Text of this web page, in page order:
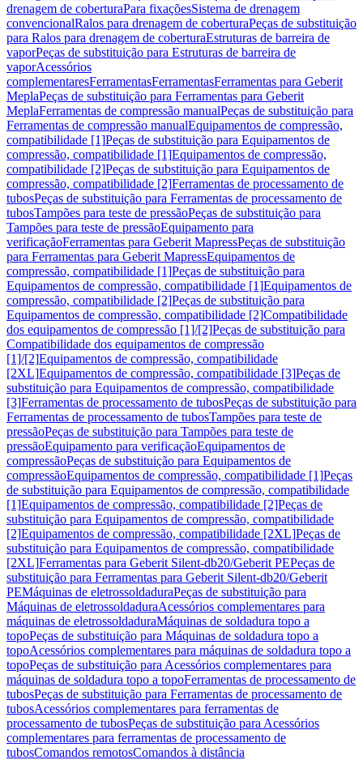
drenagem de coberturaPara fixaçõesSistema de drenagem
convencionalRalos para drenagem de coberturaPeças de substituição
para Ralos para drenagem de coberturaEstruturas de barreira de
vaporPeças de substituição para Estruturas de barreira de
vaporAcessórios
complementaresFerramentasFerramentasFerramentas para Geberit
MeplaPeças de substituição para Ferramentas para Geberit
MeplaFerramentas de compressão manualPeças de substituição para
Ferramentas de compressão manualEquipamentos de compressão,
compatibilidade [1]Peças de substituição para Equipamentos de
compressão, compatibilidade [1]Equipamentos de compressão,
compatibilidade [2]Peças de substituição para Equipamentos de
compressão, compatibilidade [2]Ferramentas de processamento de
tubosPeças de substituição para Ferramentas de processamento de
tubosTampões para teste de pressãoPeças de substituição para
Tampões para teste de pressãoEquipamento para
verificaçãoFerramentas para Geberit MapressPeças de substituição
para Ferramentas para Geberit MapressEquipamentos de
compressão, compatibilidade [1]Peças de substituição para
Equipamentos de compressão, compatibilidade [1]Equipamentos de
compressão, compatibilidade [2]Peças de substituição para
Equipamentos de compressão, compatibilidade [2]Compatibilidade
dos equipamentos de compressão [1]/[2]Peças de substituição para
Compatibilidade dos equipamentos de compressão
[1]/[2]Equipamentos de compressão, compatibilidade
[2XL]Equipamentos de compressão, compatibilidade [3]Peças de
substituição para Equipamentos de compressão, compatibilidade
[3]Ferramentas de processamento de tubosPeças de substituição para
Ferramentas de processamento de tubosTampões para teste de
pressãoPeças de substituição para Tampões para teste de
pressãoEquipamento para verificaçãoEquipamentos de
compressãoPeças de substituição para Equipamentos de
compressãoEquipamentos de compressão, compatibilidade [1]Peças
de substituição para Equipamentos de compressão, compatibilidade
[1]Equipamentos de compressão, compatibilidade [2]Peças de
substituição para Equipamentos de compressão, compatibilidade
[2]Equipamentos de compressão, compatibilidade [2XL]Peças de
substituição para Equipamentos de compressão, compatibilidade
[2XL]Ferramentas para Geberit Silent-db20/Geberit PEPeças de
substituição para Ferramentas para Geberit Silent-db20/Geberit
PEMáquinas de eletrossoldaduraPeças de substituição para
Máquinas de eletrossoldaduraAcessórios complementares para
máquinas de eletrossoldaduraMáquinas de soldadura topo a
topoPeças de substituição para Máquinas de soldadura topo a
topoAcessórios complementares para máquinas de soldadura topo a
topoPeças de substituição para Acessórios complementares para
máquinas de soldadura topo a topoFerramentas de processamento de
tubosPeças de substituição para Ferramentas de processamento de
tubosAcessórios complementares para ferramentas de
processamento de tubosPeças de substituição para Acessórios
complementares para ferramentas de processamento de
tubosComandos remotosComandos à distância